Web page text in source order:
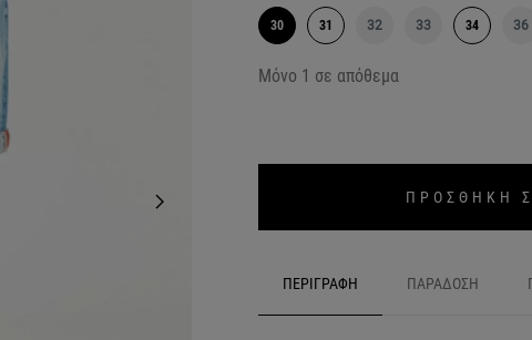
30 31 32 33 34 36
Μόνο 1 σε απόθεμα
ΠΡΟΣΘΗΚΗ
ΠΕΡΙΓΡΑΦΗ ΠΑΡΑΔΟΣΗ